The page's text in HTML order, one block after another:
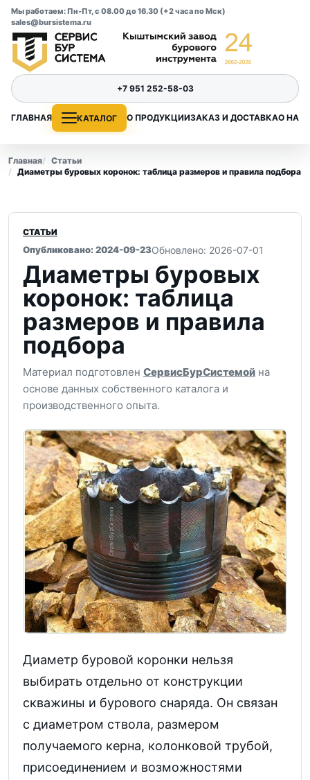
Мы работаем: Пн-Пт, с 08.00 до 16.30 (+2 часа по Мск)
sales@bursistema.ru
ГЛАВНАЯ КАТАЛОГ О ПРОДУКЦИИЗАКАЗ И ДОСТАВКАО НАС
+7 951 252-58-03
Главная
Статьи
Диаметры буровых коронок: таблица размеров и правила подбора
СТАТЬИ
Опубликовано: 2024-09-23Обновлено: 2026-07-01
Диаметры буровых
коронок: таблица
размеров и правила
подбора
Материал подготовлен СервисБурСистемой на
основе данных собственного каталога и
производственного опыта.
Диаметр буровой коронки нельзя
выбирать отдельно от конструкции
скважины и бурового снаряда. Он связан
с диаметром ствола, размером
получаемого керна, колонковой трубой,
присоединением и возможностями